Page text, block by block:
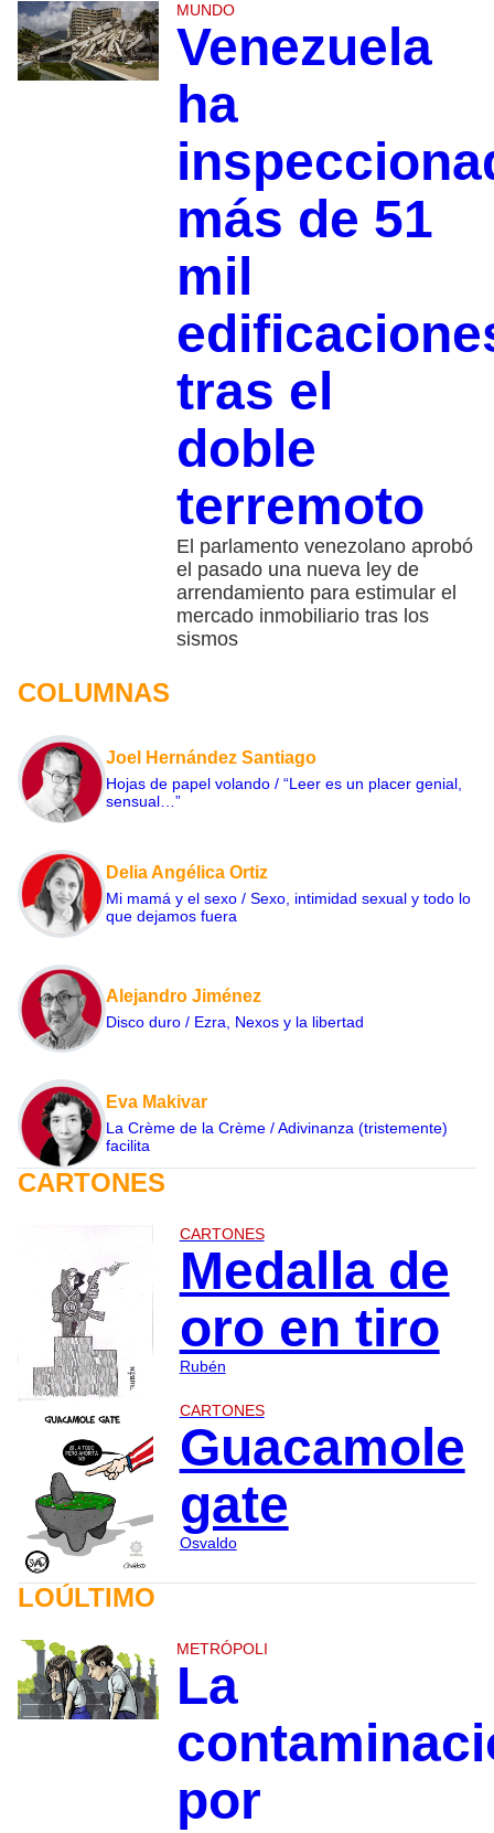
MUNDO
Venezuela
ha
más de 51
mil
tras el
doble
terremoto
El parlamento venezolano aprobó
el pasado una nueva ley de
arrendamiento para estimular el
mercado inmobiliario tras los
sismos
COLUMNAS
Joel Hernández Santiago
Hojas de papel volando / “Leer es un placer genial,
sensual…”
Delia Angélica Ortiz
Mi mamá y el sexo / Sexo, intimidad sexual y todo lo
que dejamos fuera
Alejandro Jiménez
Disco duro / Ezra, Nexos y la libertad
Eva Makivar
La Crème de la Crème / Adivinanza (tristemente)
facilita
CARTONES
CARTONES
Medalla de
oro en tiro
Rubén
CARTONES
Guacamole
gate
Osvaldo
LOÚLTIMO
METRÓPOLI
La
por